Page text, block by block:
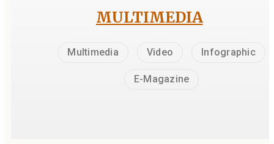
MULTIMEDIA
Multimedia Video Infographic
E-Magazine